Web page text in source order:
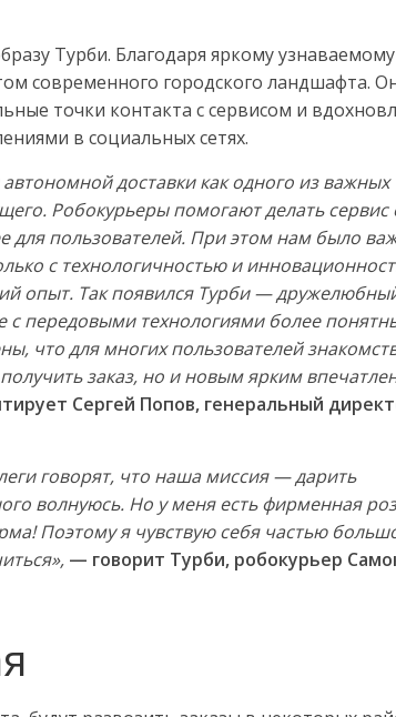
Турби. Благодаря яркому узнаваемому
современного городского ландшафта.
точки контакта с сервисом и
в социальных сетях.
доставки как одного из важных
Робокурьеры помогают делать
для пользователей. При этом нам было
с технологичностью и
опыт. Так появился Турби —
передовыми технологиями более
что для многих пользователей
заказ, но и новым ярким
Сергей Попов, генеральный
говорят, что наша миссия — дарить
волнуюсь. Но у меня есть фирменная
Поэтому я чувствую себя частью
— говорит Турби, робокурьер